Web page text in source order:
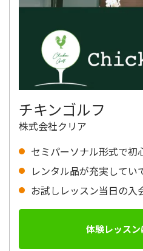
チキンゴルフ
株式会社クリア
セミパーソナル形式で初
レンタル品が充実してい
お試しレッスン当日の入
体験レッス